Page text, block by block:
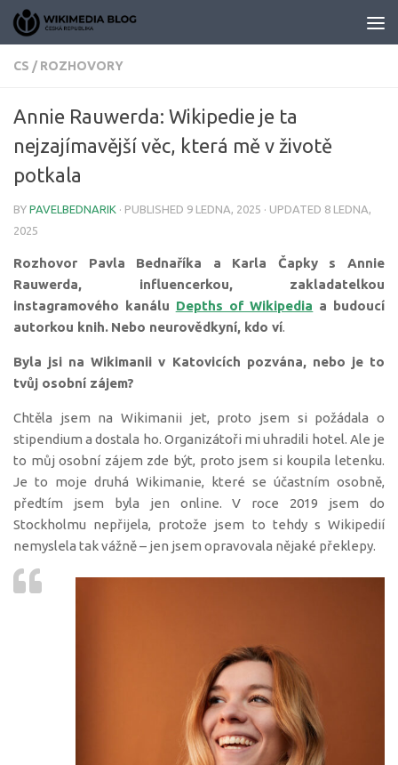
Skip to content
CS / ROZHOVORY
Annie Rauwerda: Wikipedie je ta
nejzajímavější věc, která mě v životě
potkala
BY PAVELBEDNARIK · PUBLISHED 9 LEDNA, 2025 · UPDATED 8 LEDNA,
2025
Rozhovor Pavla Bednaříka a Karla Čapky s Annie
Rauwerda, influencerkou, zakladatelkou
instagramového kanálu Depths of Wikipedia a budoucí
autorkou knih. Nebo neurovědkyní, kdo ví.
Byla jsi na Wikimanii v Katovicích pozvána, nebo je to
tvůj osobní zájem?
Chtěla jsem na Wikimanii jet, proto jsem si požádala o
stipendium a dostala ho. Organizátoři mi uhradili hotel. Ale je
to můj osobní zájem zde být, proto jsem si koupila letenku.
Je to moje druhá Wikimanie, které se účastním osobně,
předtím jsem byla jen online. V roce 2019 jsem do
Stockholmu nepřijela, protože jsem to tehdy s Wikipedií
nemyslela tak vážně – jen jsem opravovala nějaké překlepy.